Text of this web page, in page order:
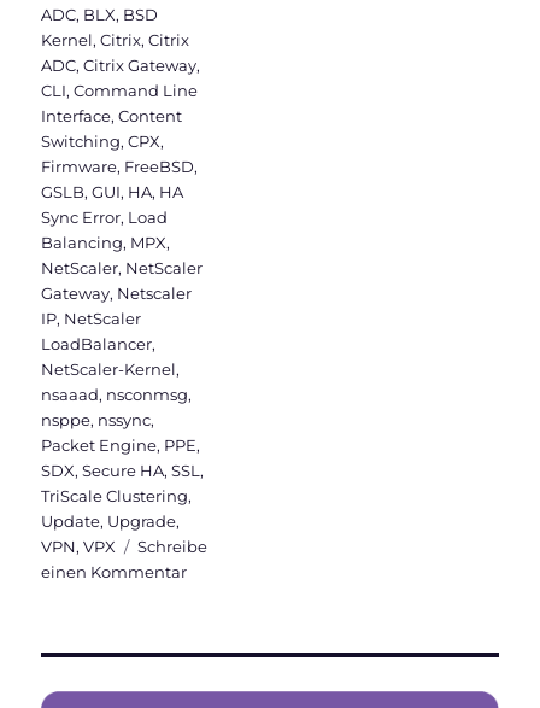
ADC, BLX, BSD
Kernel,Citrix,Citrix
ADC,Citrix Gateway,
CLI,Command Line
Interface,Content
Switching,CPX,
Firmware, FreeBSD,
GSLB,GUI, HA, HA
Sync Error, Load
Balancing, MPX,
NetScaler, NetScaler
Gateway, Netscaler
IP, NetScaler
LoadBalancer,
NetScaler-Kernel,
nsaaad, nsconmsg,
nsppe, nssync,
Packet Engine, PPE,
SDX,Secure HA,SSL ,
TriScale Clustering,
Update, Upgrade,
VPN,VPX
Schreibe
einen Kommentarzu
Grundlagen